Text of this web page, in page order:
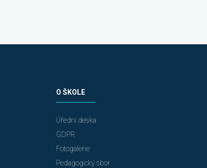
O ŠKOLE
Úřední deska
GDPR
Fotogalerie
Pedagogický sbor